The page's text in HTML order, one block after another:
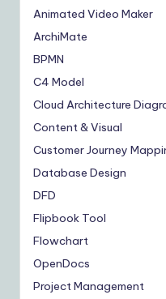
Animated Video Maker
ArchiMate
BPMN
C4 Model
Cloud Architecture
Content & Visual
Customer Journey
Database Design
DFD
Flipbook Tool
Flowchart
OpenDocs
Project Management